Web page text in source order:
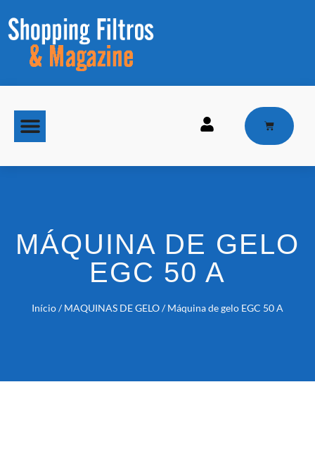
MÁQUINA DE GELO
EGC 50 A
Início/MAQUINAS DE GELO/ Máquina de gelo EGC 50 A